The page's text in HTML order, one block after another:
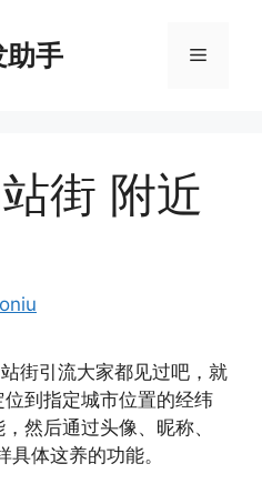
助手 菜
街 附近
街引流大家都见过吧，就
到指定城市位置的经纬
然后通过头像、昵称、
体这养的功能。